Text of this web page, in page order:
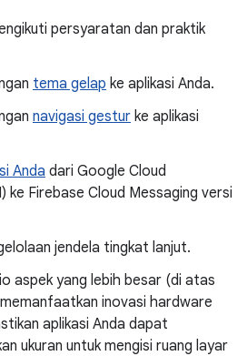
persyaratan dan praktik
tema gelap ke aplikasi Anda.
navigasi gestur ke aplikasi
Anda dari Google Cloud
ke Firebase Cloud Messaging versi
jendela tingkat lanjut.
aspek yang lebih besar (di atas
inovasi hardware
aplikasi Anda dapat
ukuran untuk mengisi ruang layar